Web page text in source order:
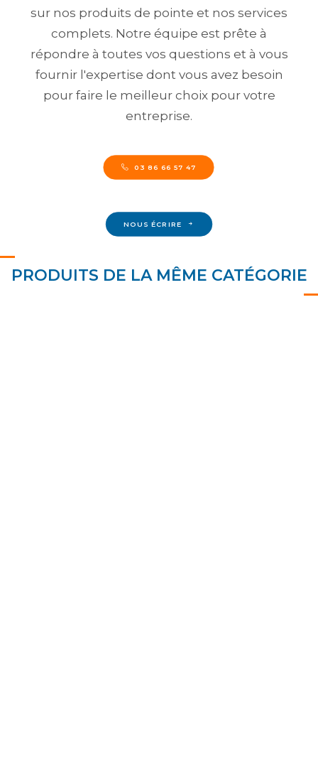
sur nos produits de pointe et nos services
complets. Notre équipe est prête à
répondre à toutes vos questions et à vous
fournir l'expertise dont vous avez besoin
pour faire le meilleur choix pour votre
entreprise.
03 86 66 57 47
NOUS ÉCRIRE
PRODUITS DE LA MÊME CATÉGORIE